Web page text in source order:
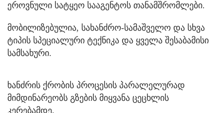
ეროვნული სატყეო სააგენტოს თანამშრომლები.
მობილიზებულია, სახანძრო-სამაშველო და სხვა
ტიპის სპეციალური ტექნიკა და ყველა შესაბამისი
სამსახური.
ხანძრის ქრობის პროცესის პარალელურად
მიმდინარეობს გზების მიყვანა ცეცხლის
კერებამდე.